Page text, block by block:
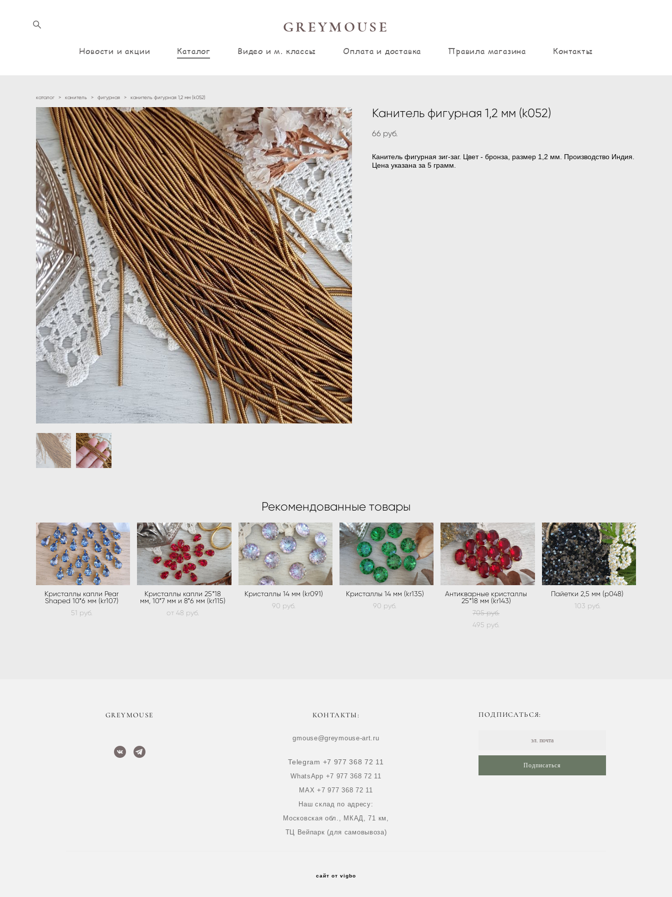
GREYMOUSE
Новости и акции Каталог Видео и м. классы Оплата и доставка Правила магазина Контакты
каталог > канитель > фигурная > канитель фигурная 1,2 мм (k052)
Канитель фигурная 1,2 мм (k052)
66 pуб.
Канитель фигурная зиг-заг. Цвет - бронза, размер 1,2 мм. Производство Индия.
Цена указана за 5 грамм.
Рекомендованные товары
Кристаллы капли Pear
Shaped 10*6 мм (kr107)
51 pуб.
Кристаллы капли 25*18
мм, 10*7 мм и 8*6 мм (kr115)
от 48 pуб.
Кристаллы 14 мм (kr091)
90 pуб.
Кристаллы 14 мм (kr135)
90 pуб.
Антикварные кристаллы
25*18 мм (kr143)
705 pуб.
495 pуб.
Пайетки 2,5 мм (p048)
103 pуб.
​GREYMOUSE КОНТАКТЫ:
gmouse@greymouse-art.ru
Telegram +7 977 368 72 11
WhatsApp +7 977 368 72 11
MAX +7 977 368 72 11
Наш склад по адресу:
Московская обл., МКАД, 71 км,
ТЦ Вейпарк (для самовывоза)
ПОДПИСАТЬСЯ:
Подписаться
сайт от vigbo